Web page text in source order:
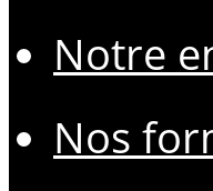
Notre
Nos